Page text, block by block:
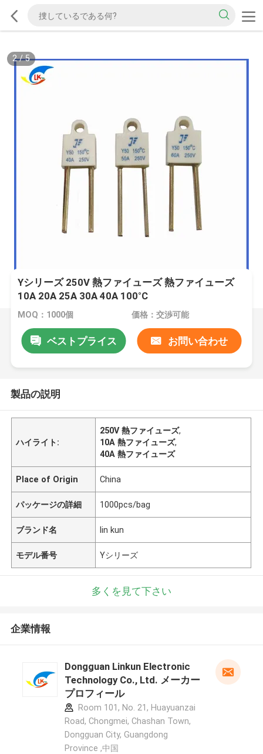
2/5
Yシリーズ 250V 熱ファイューズ 熱ファイューズ
10A 20A 25A 30A 40A 100°C
MOQ：1000個 価格：交渉可能
ベストプライス お問い合わせ
製品の説明
ハイライト:
250V 熱ファイューズ,
10A 熱ファイューズ,
40A 熱ファイューズ
Place of Origin China
パッケージの詳細 1000pcs/bag
ブランド名 lin kun
モデル番号 Yシリーズ
多くを見て下さい
企業情報
Dongguan Linkun Electronic
Technology Co., Ltd. メーカー
プロフィール
Room 101, No. 21, Huayuanzai
Road, Chongmei, Chashan Town,
Dongguan City, Guangdong
Province ,中国